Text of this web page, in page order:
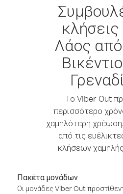
Λάος από
Το Viber Out
περισσότερο
χαμηλότερη
από τις
κλήσεων
Πακέτα μονάδων
Οι μονάδες Viber Out